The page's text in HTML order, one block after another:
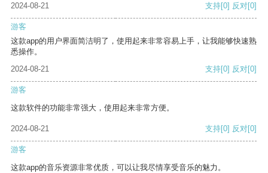
2024-08-21
支持[0] 反对[0]
游客
这款app的用户界面简洁明了，使用起来非常容易上手，让我能够快速熟
悉操作。
2024-08-21
支持[0] 反对[0]
游客
这款软件的功能非常强大，使用起来非常方便。
2024-08-21 支持[0] 反对[0]
游客
这款app的音乐资源非常优质，可以让我尽情享受音乐的魅力。